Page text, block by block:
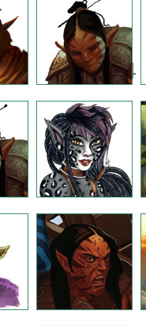
4
2